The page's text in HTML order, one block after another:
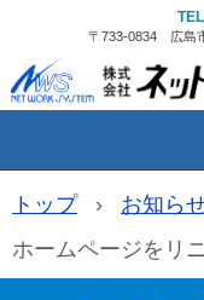
〒733-0834 広島
トップ › お知ら
ホームページをリ